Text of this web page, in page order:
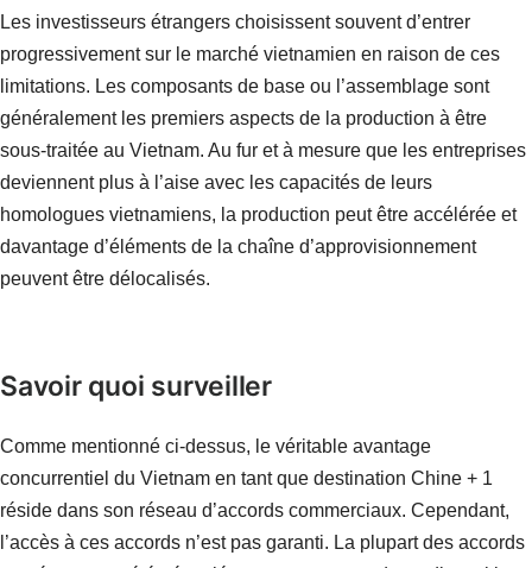
Les investisseurs étrangers choisissent souvent d’entrer
progressivement sur le marché vietnamien en raison de ces
limitations. Les composants de base ou l’assemblage sont
généralement les premiers aspects de la production à être
sous-traitée au Vietnam. Au fur et à mesure que les entreprises
deviennent plus à l’aise avec les capacités de leurs
homologues vietnamiens, la production peut être accélérée et
davantage d’éléments de la chaîne d’approvisionnement
peuvent être délocalisés.
Savoir quoi surveiller
Comme mentionné ci-dessus, le véritable avantage
concurrentiel du Vietnam en tant que destination Chine + 1
réside dans son réseau d’accords commerciaux. Cependant,
l’accès à ces accords n’est pas garanti. La plupart des accords